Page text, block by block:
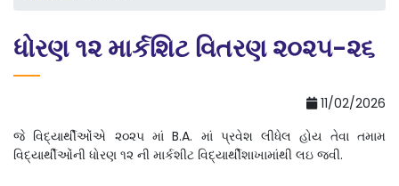
ધોરણ ૧૨ માર્કશિટ વિતરણ ૨૦૨૫-૨૬
11/02/2026
જે વિદ્યાર્થીઓંએ ૨૦૨૫ માં B.A. માં પ્રવેશ લીધેલ હોય તેવા તમામ
વિદ્યાર્થીઓંની ધોરણ ૧૨ ની માર્કશીટ વિદ્યાર્થીશાખામાંથી લઇ જવી.